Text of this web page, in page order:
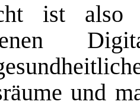
ist also
und